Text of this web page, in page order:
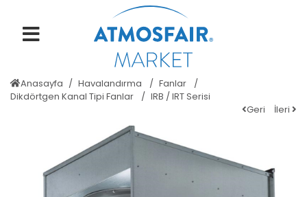
Anasayfa Havalandırma
Fanlar
Dikdörtgen Kanal Tipi Fanlar
IRB / IRT Serisi
Geri
İleri